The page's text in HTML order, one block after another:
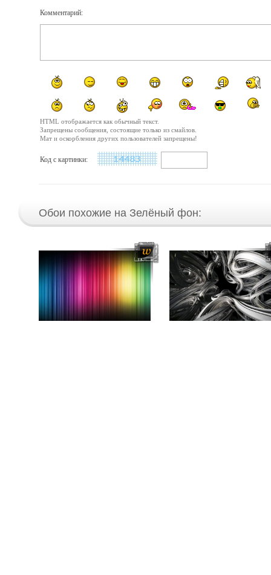
Комментарий:
HTML отображается как обычный текст.
Запрещены сообщения, состоящие только из смайлов.
Мат и оскорбления других пользователей запрещены!
Код с картинки:
Обои похожие на Зелёный фон: